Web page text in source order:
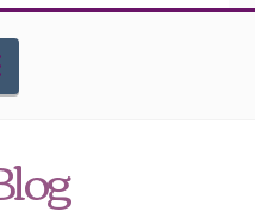
Navigation